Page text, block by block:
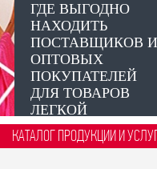
ГДЕ ВЫГОДНО
НАХОДИТЬ
ПОСТАВЩИКОВ И
ОПТОВЫХ
ПОКУПАТЕЛЕЙ
ДЛЯ ТОВАРОВ
ЛЕГКОЙ
Век онлайн-коммуникаций
КАТАЛОГ ПРОДУКЦИИ И УСЛУГ